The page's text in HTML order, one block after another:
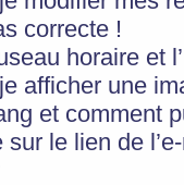
correcte !
horaire et
afficher une
et comment
le lien de